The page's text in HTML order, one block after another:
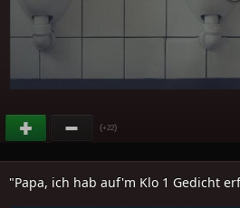
(+22)
"Papa, ich hab auf'm Klo 1 Gedicht